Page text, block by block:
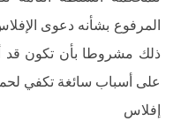
المرفوع بشأنه دعوى
ذلك مشروطا بأن تكون
على أسباب سائغة تكفي
إفلاس